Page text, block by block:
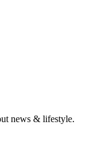
news & lifestyle.